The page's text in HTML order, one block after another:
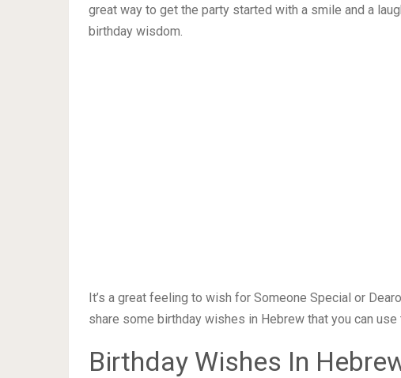
great way to get the party started with a smile and a
birthday wisdom.
It’s a great feeling to wish for Someone Special or
share some birthday wishes in Hebrew that you can
Birthday Wishes In